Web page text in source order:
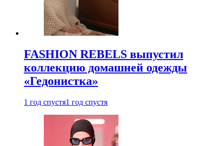
FASHION REBELS выпустил
коллекцию домашней одежды
«Гедонистка»
1 год спустя1 год спустя